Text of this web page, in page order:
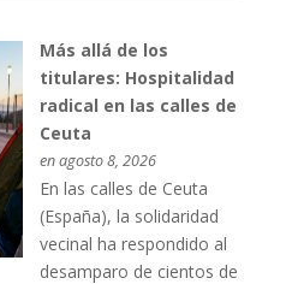
Más allá de los
titulares: Hospitalidad
radical en las calles de
Ceuta
en agosto 8, 2026
En las calles de Ceuta
(España), la solidaridad
vecinal ha respondido al
desamparo de cientos de